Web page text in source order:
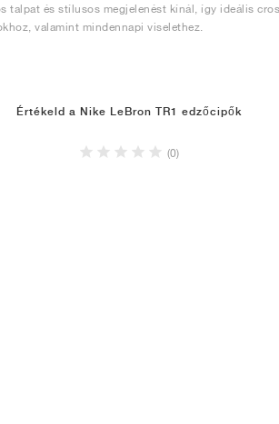
és stílusos megjelenést kínál, így ideális
valamint mindennapi viselethez.
Értékeld a Nike LeBron TR1 edzőcipők
(0)